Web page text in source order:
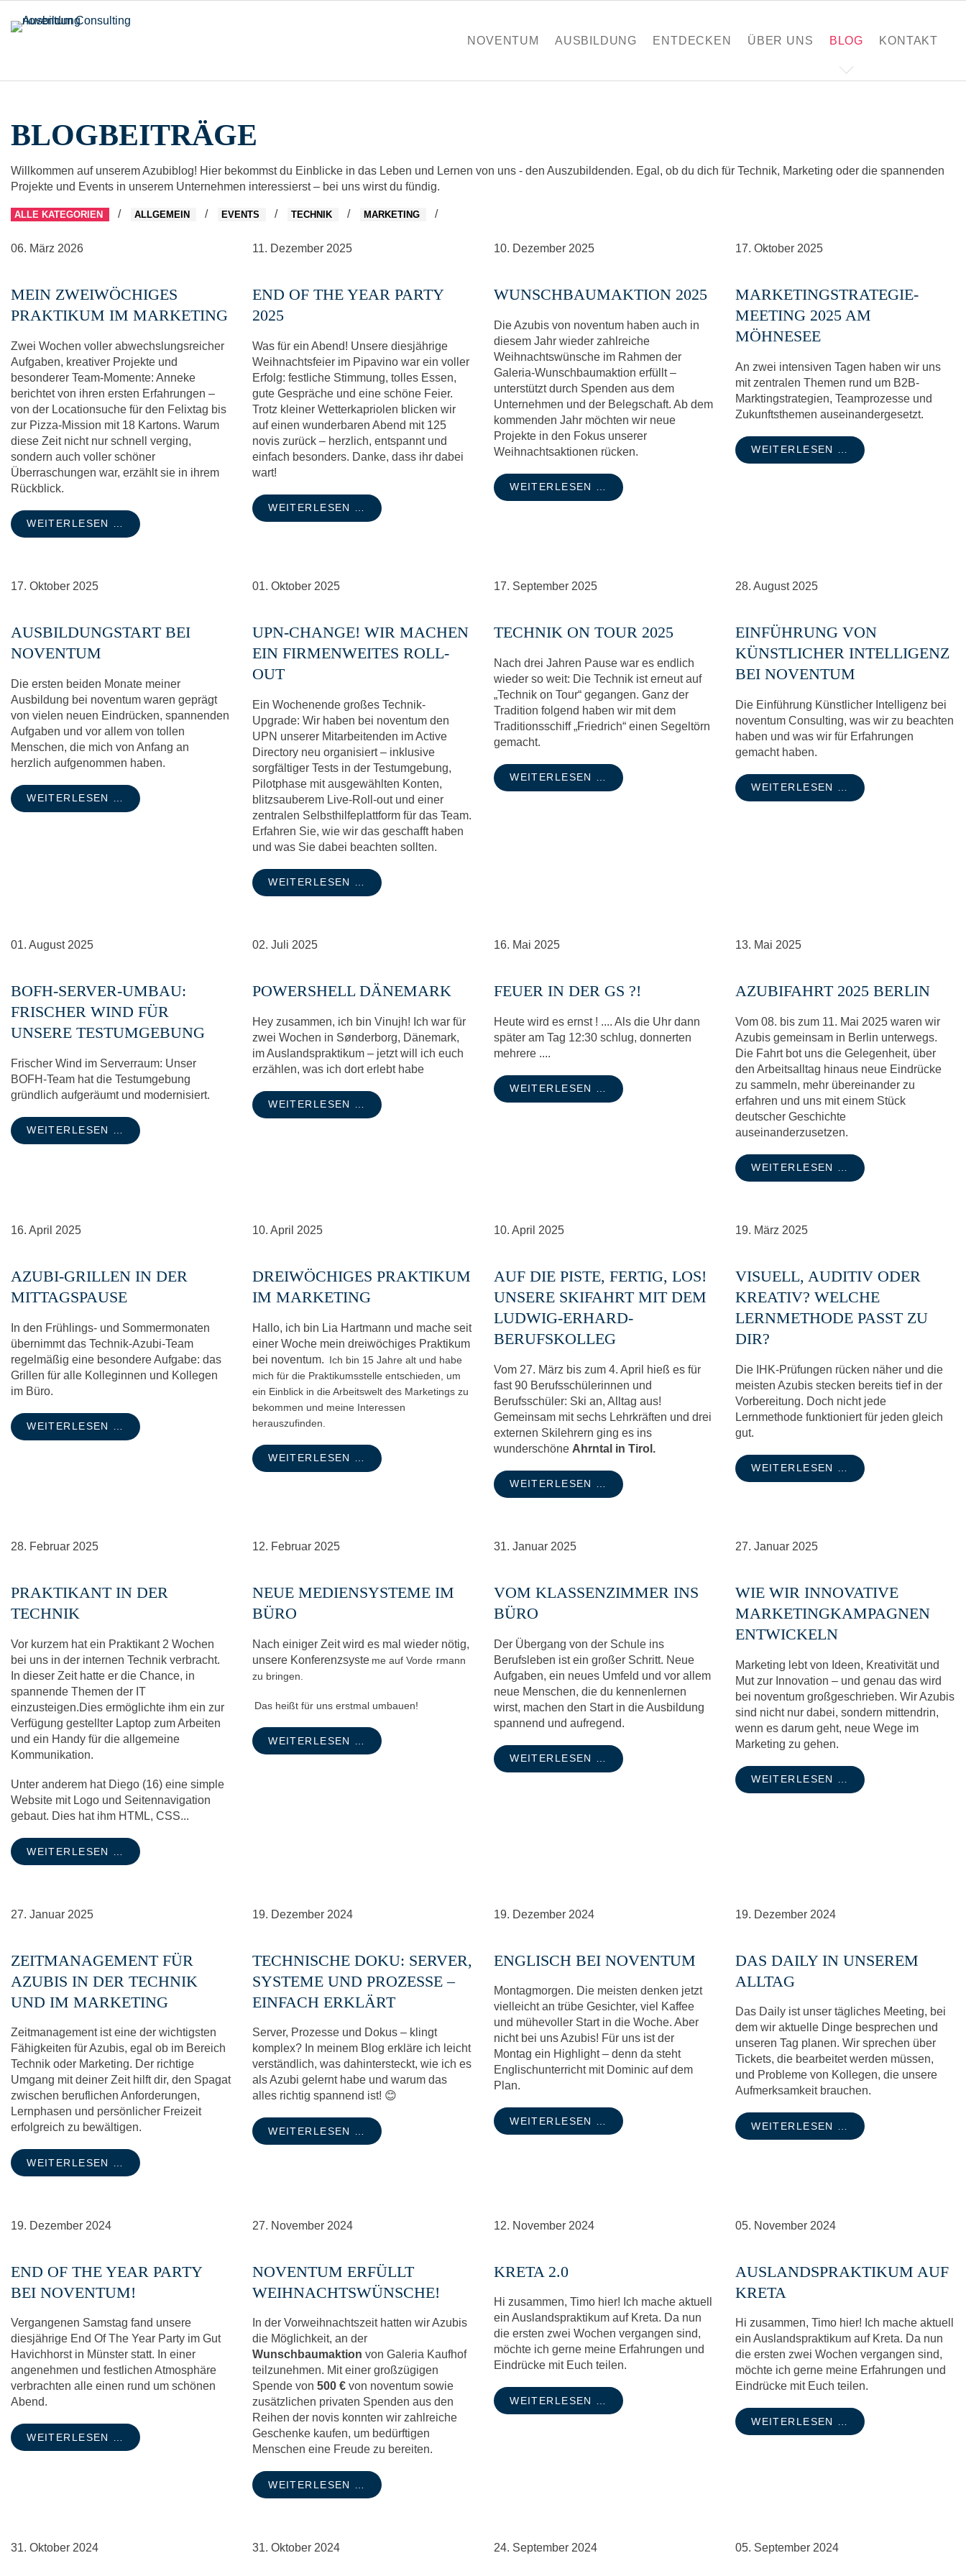
NOVENTUM AUSBILDUNG ENTDECKEN ÜBER UNS BLOG KONTAKT
BLOGBEITRÄGE
Willkommen auf unserem Azubiblog! Hier bekommst du Einblicke in das Leben und Lernen von uns - den Auszubildenden. Egal, ob du dich für Technik, Marketing oder die spannenden
Projekte und Events in unserem Unternehmen interessierst – bei uns wirst du fündig.
ALLE KATEGORIEN ALLGEMEIN EVENTS TECHNIK MARKETING
06. März 2026
MEIN ZWEIWÖCHIGES
PRAKTIKUM IM MARKETING
Zwei Wochen voller abwechslungsreicher
Aufgaben, kreativer Projekte und
besonderer Team-Momente: Anneke
berichtet von ihren ersten Erfahrungen –
von der Locationsuche für den Felixtag bis
zur Pizza-Mission mit 18 Kartons. Warum
diese Zeit nicht nur schnell verging,
sondern auch voller schöner
Überraschungen war, erzählt sie in ihrem
Rückblick.
WEITERLESEN …
11. Dezember 2025
END OF THE YEAR PARTY
2025
Was für ein Abend! Unsere diesjährige
Weihnachtsfeier im Pipavino war ein voller
Erfolg: festliche Stimmung, tolles Essen,
gute Gespräche und eine schöne Feier.
Trotz kleiner Wetterkapriolen blicken wir
auf einen wunderbaren Abend mit 125
novis zurück – herzlich, entspannt und
einfach besonders. Danke, dass ihr dabei
wart!
WEITERLESEN …
10. Dezember 2025
WUNSCHBAUMAKTION 2025
Die Azubis von noventum haben auch in
diesem Jahr wieder zahlreiche
Weihnachtswünsche im Rahmen der
Galeria-Wunschbaumaktion erfüllt –
unterstützt durch Spenden aus dem
Unternehmen und der Belegschaft. Ab dem
kommenden Jahr möchten wir neue
Projekte in den Fokus unserer
Weihnachtsaktionen rücken.
WEITERLESEN …
17. Oktober 2025
MARKETINGSTRATEGIE-
MEETING 2025 AM
MÖHNESEE
An zwei intensiven Tagen haben wir uns
mit zentralen Themen rund um B2B-
Marktingstrategien, Teamprozesse und
Zukunftsthemen auseinandergesetzt.
WEITERLESEN …
17. Oktober 2025
AUSBILDUNGSTART BEI
NOVENTUM
Die ersten beiden Monate meiner
Ausbildung bei noventum waren geprägt
von vielen neuen Eindrücken, spannenden
Aufgaben und vor allem von tollen
Menschen, die mich von Anfang an
herzlich aufgenommen haben.
WEITERLESEN …
01. Oktober 2025
UPN-CHANGE! WIR MACHEN
EIN FIRMENWEITES ROLL-
OUT
Ein Wochenende großes Technik-
Upgrade: Wir haben bei noventum den
UPN unserer Mitarbeitenden im Active
Directory neu organisiert – inklusive
sorgfältiger Tests in der Testumgebung,
Pilotphase mit ausgewählten Konten,
blitzsauberem Live-Roll-out und einer
zentralen Selbsthilfeplattform für das Team.
Erfahren Sie, wie wir das geschafft haben
und was Sie dabei beachten sollten.
WEITERLESEN …
17. September 2025
TECHNIK ON TOUR 2025
Nach drei Jahren Pause war es endlich
wieder so weit: Die Technik ist erneut auf
„Technik on Tour“ gegangen. Ganz der
Tradition folgend haben wir mit dem
Traditionsschiff „Friedrich“ einen Segeltörn
gemacht.
WEITERLESEN …
28. August 2025
EINFÜHRUNG VON
KÜNSTLICHER INTELLIGENZ
BEI NOVENTUM
Die Einführung Künstlicher Intelligenz bei
noventum Consulting, was wir zu beachten
haben und was wir für Erfahrungen
gemacht haben.
WEITERLESEN …
01. August 2025
BOFH-SERVER-UMBAU:
FRISCHER WIND FÜR
UNSERE TESTUMGEBUNG
Frischer Wind im Serverraum: Unser
BOFH-Team hat die Testumgebung
gründlich aufgeräumt und modernisiert.
WEITERLESEN …
02. Juli 2025
POWERSHELL DÄNEMARK
Hey zusammen, ich bin Vinujh! Ich war für
zwei Wochen in Sønderborg, Dänemark,
im Auslandspraktikum – jetzt will ich euch
erzählen, was ich dort erlebt habe
WEITERLESEN …
16. Mai 2025
FEUER IN DER GS ?!
Heute wird es ernst ! .... Als die Uhr dann
später am Tag 12:30 schlug, donnerten
mehrere ....
WEITERLESEN …
13. Mai 2025
AZUBIFAHRT 2025 BERLIN
Vom 08. bis zum 11. Mai 2025 waren wir
Azubis gemeinsam in Berlin unterwegs.
Die Fahrt bot uns die Gelegenheit, über
den Arbeitsalltag hinaus neue Eindrücke
zu sammeln, mehr übereinander zu
erfahren und uns mit einem Stück
deutscher Geschichte
auseinanderzusetzen.
WEITERLESEN …
16. April 2025
AZUBI-GRILLEN IN DER
MITTAGSPAUSE
In den Frühlings- und Sommermonaten
übernimmt das Technik-Azubi-Team
regelmäßig eine besondere Aufgabe: das
Grillen für alle Kolleginnen und Kollegen
im Büro.
WEITERLESEN …
10. April 2025
DREIWÖCHIGES PRAKTIKUM
IM MARKETING
Hallo, ich bin Lia Hartmann und mache seit
einer Woche mein dreiwöchiges Praktikum
bei noventum. Ich bin 15 Jahre alt und habe
mich für die Praktikumsstelle entschieden, um
ein Einblick in die Arbeitswelt des Marketings zu
bekommen und meine Interessen
herauszufinden.
WEITERLESEN …
10. April 2025
AUF DIE PISTE, FERTIG, LOS!
UNSERE SKIFAHRT MIT DEM
LUDWIG-ERHARD-
BERUFSKOLLEG
Vom 27. März bis zum 4. April hieß es für
fast 90 Berufsschülerinnen und
Berufsschüler: Ski an, Alltag aus!
Gemeinsam mit sechs Lehrkräften und drei
externen Skilehrern ging es ins
wunderschöne Ahrntal in Tirol.
WEITERLESEN …
19. März 2025
VISUELL, AUDITIV ODER
KREATIV? WELCHE
LERNMETHODE PASST ZU
DIR?
Die IHK-Prüfungen rücken näher und die
meisten Azubis stecken bereits tief in der
Vorbereitung. Doch nicht jede
Lernmethode funktioniert für jeden gleich
gut.
WEITERLESEN …
28. Februar 2025
PRAKTIKANT IN DER
TECHNIK
Vor kurzem hat ein Praktikant 2 Wochen
bei uns in der internen Technik verbracht.
In dieser Zeit hatte er die Chance, in
spannende Themen der IT
einzusteigen.Dies ermöglichte ihm ein zur
Verfügung gestellter Laptop zum Arbeiten
und ein Handy für die allgemeine
Kommunikation.
Unter anderem hat Diego (16) eine simple
Website mit Logo und Seitennavigation
gebaut. Dies hat ihm HTML, CSS...
WEITERLESEN …
12. Februar 2025
NEUE MEDIENSYSTEME IM
BÜRO
Nach einiger Zeit wird es mal wieder nötig,
unsere Konferenzsyste me auf Vorde rmann
zu bringen.
Das heißt für uns erstmal umbauen!
WEITERLESEN …
31. Januar 2025
VOM KLASSENZIMMER INS
BÜRO
Der Übergang von der Schule ins
Berufsleben ist ein großer Schritt. Neue
Aufgaben, ein neues Umfeld und vor allem
neue Menschen, die du kennenlernen
wirst, machen den Start in die Ausbildung
spannend und aufregend.
WEITERLESEN …
27. Januar 2025
WIE WIR INNOVATIVE
MARKETINGKAMPAGNEN
ENTWICKELN
Marketing lebt von Ideen, Kreativität und
Mut zur Innovation – und genau das wird
bei noventum großgeschrieben. Wir Azubis
sind nicht nur dabei, sondern mittendrin,
wenn es darum geht, neue Wege im
Marketing zu gehen.
WEITERLESEN …
27. Januar 2025
ZEITMANAGEMENT FÜR
AZUBIS IN DER TECHNIK
UND IM MARKETING
Zeitmanagement ist eine der wichtigsten
Fähigkeiten für Azubis, egal ob im Bereich
Technik oder Marketing. Der richtige
Umgang mit deiner Zeit hilft dir, den Spagat
zwischen beruflichen Anforderungen,
Lernphasen und persönlicher Freizeit
erfolgreich zu bewältigen.
WEITERLESEN …
19. Dezember 2024
TECHNISCHE DOKU: SERVER,
SYSTEME UND PROZESSE –
EINFACH ERKLÄRT
Server, Prozesse und Dokus – klingt
komplex? In meinem Blog erkläre ich leicht
verständlich, was dahintersteckt, wie ich es
als Azubi gelernt habe und warum das
alles richtig spannend ist! 😊
WEITERLESEN …
19. Dezember 2024
ENGLISCH BEI NOVENTUM
Montagmorgen. Die meisten denken jetzt
vielleicht an trübe Gesichter, viel Kaffee
und mühevoller Start in die Woche. Aber
nicht bei uns Azubis! Für uns ist der
Montag ein Highlight – denn da steht
Englischunterricht mit Dominic auf dem
Plan.
WEITERLESEN …
19. Dezember 2024
DAS DAILY IN UNSEREM
ALLTAG
Das Daily ist unser tägliches Meeting, bei
dem wir aktuelle Dinge besprechen und
unseren Tag planen. Wir sprechen über
Tickets, die bearbeitet werden müssen,
und Probleme von Kollegen, die unsere
Aufmerksamkeit brauchen.
WEITERLESEN …
19. Dezember 2024
END OF THE YEAR PARTY
BEI NOVENTUM!
Vergangenen Samstag fand unsere
diesjährige End Of The Year Party im Gut
Havichhorst in Münster statt. In einer
angenehmen und festlichen Atmosphäre
verbrachten alle einen rund um schönen
Abend.
WEITERLESEN …
27. November 2024
NOVENTUM ERFÜLLT
WEIHNACHTSWÜNSCHE!
In der Vorweihnachtszeit hatten wir Azubis
die Möglichkeit, an der
Wunschbaumaktion von Galeria Kaufhof
teilzunehmen. Mit einer großzügigen
Spende von 500 € von noventum sowie
zusätzlichen privaten Spenden aus den
Reihen der novis konnten wir zahlreiche
Geschenke kaufen, um bedürftigen
Menschen eine Freude zu bereiten.
WEITERLESEN …
12. November 2024
KRETA 2.0
Hi zusammen, Timo hier! Ich mache aktuell
ein Auslandspraktikum auf Kreta. Da nun
die ersten zwei Wochen vergangen sind,
möchte ich gerne meine Erfahrungen und
Eindrücke mit Euch teilen.
WEITERLESEN …
05. November 2024
AUSLANDSPRAKTIKUM AUF
KRETA
Hi zusammen, Timo hier! Ich mache aktuell
ein Auslandspraktikum auf Kreta. Da nun
die ersten zwei Wochen vergangen sind,
möchte ich gerne meine Erfahrungen und
Eindrücke mit Euch teilen.
WEITERLESEN …
31. Oktober 2024 31. Oktober 2024 24. September 2024 05. September 2024